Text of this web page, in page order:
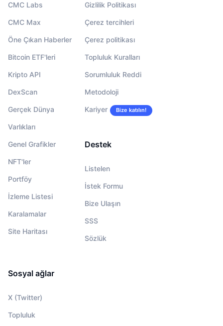
CMC Labs
CMC Max
Öne Çıkan Haberler
Bitcoin ETF'leri
Kripto API
DexScan
Gerçek Dünya
Varlıkları
Genel Grafikler
NFT'ler
Portföy
İzleme Listesi
Karalamalar
Site Haritası
Gizlilik Politikası
Çerez tercihleri
Çerez politikası
Topluluk Kuralları
Sorumluluk Reddi
Metodoloji
Kariyer Bize katılın!
Destek
Listelen
İstek Formu
Bize Ulaşın
SSS
Sözlük
Sosyal ağlar
X (Twitter)
Topluluk